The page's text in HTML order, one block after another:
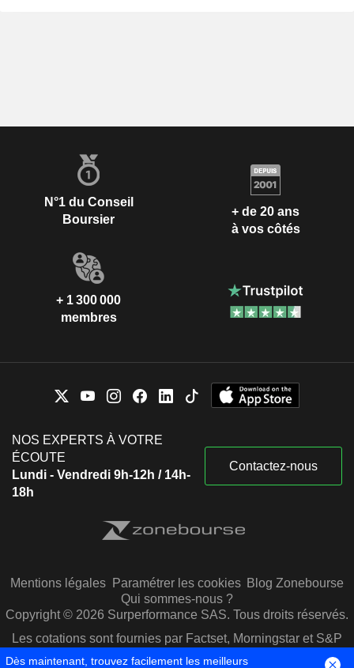
N°1 du Conseil
Boursier
+ de 20 ans
à vos côtés
+ 1 300 000
membres
NOS EXPERTS À VOTRE
ÉCOUTE
Lundi - Vendredi 9h-12h / 14h-
18h
Contactez-nous
Mentions légales Paramétrer les cookies Blog Zonebourse
Qui sommes-nous ?
Copyright © 2026 Surperformance SAS. Tous droits réservés.
Les cotations sont fournies par Factset, Morningstar et S&P
Capital IQ
Dès maintenant, trouvez facilement les meilleurs